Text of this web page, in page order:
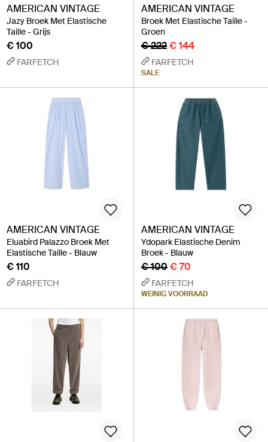
AMERICAN VINTAGE
Jazy Broek Met Elastische
Taille - Grijs
€ 100
FARFETCH
AMERICAN VINTAGE
Broek Met Elastische Taille -
Groen
€ 222€ 144
FARFETCH
SALE
AMERICAN VINTAGE
Eluabird Palazzo Broek Met
Elastische Taille - Blauw
€ 110
FARFETCH
AMERICAN VINTAGE
Ydopark Elastische Denim
Broek - Blauw
€ 100€ 70
FARFETCH
WEINIG VOORRAAD